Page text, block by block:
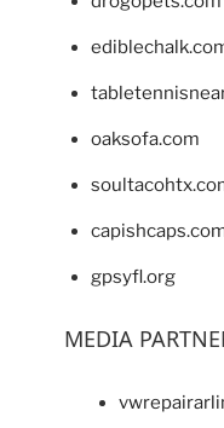
oaksofa.com
gpsyfl.org
MEDIA